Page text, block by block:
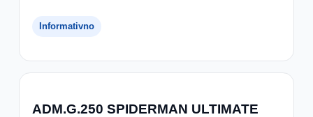
Informativno
ADM.G.250 SPIDERMAN ULTIMATE